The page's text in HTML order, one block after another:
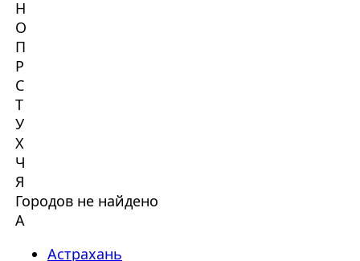
Н
О
П
Р
С
Т
У
Х
Ч
Я
Городов не найдено
А
Астрахань